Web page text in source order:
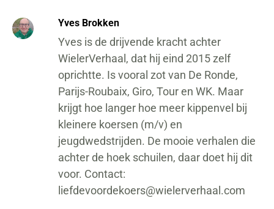
Yves Brokken
Yves is de drijvende kracht achter
WielerVerhaal, dat hij eind 2015 zelf
oprichtte. Is vooral zot van De Ronde,
Parijs-Roubaix, Giro, Tour en WK. Maar
krijgt hoe langer hoe meer kippenvel bij
kleinere koersen (m/v) en
jeugdwedstrijden. De mooie verhalen die
achter de hoek schuilen, daar doet hij dit
voor. Contact:
liefdevoordekoers@wielerverhaal.com